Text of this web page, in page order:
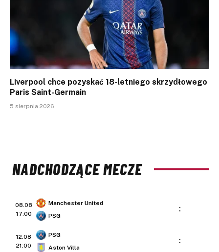
Liverpool chce pozyskać 18-letniego skrzydłowego
Paris Saint-Germain
5 sierpnia 2026
NADCHODZĄCE MECZE
08.08
17:00
Manchester United
PSG
:
12.08
21:00
PSG
Aston Villa
: